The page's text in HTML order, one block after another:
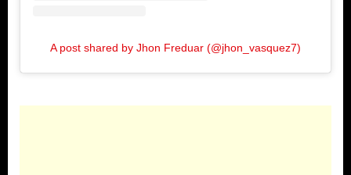
A post shared by Jhon Freduar (@jhon_vasquez7)